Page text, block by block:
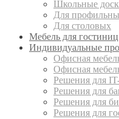
Школьные
Для
Для столовых
Мебель для
Индивидуальные
Офисная
Офисная
Решения для
Решения для
Решения для
Решения для